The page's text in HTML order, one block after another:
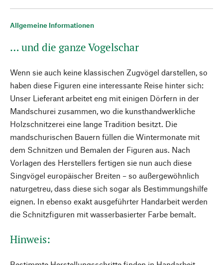
Allgemeine Informationen
… und die ganze Vogelschar
Wenn sie auch keine klassischen Zugvögel darstellen, so
haben diese Figuren eine interessante Reise hinter sich:
Unser Lieferant arbeitet eng mit einigen Dörfern in der
Mandschurei zusammen, wo die kunsthandwerkliche
Holzschnitzerei eine lange Tradition besitzt. Die
mandschurischen Bauern füllen die Wintermonate mit
dem Schnitzen und Bemalen der Figuren aus. Nach
Vorlagen des Herstellers fertigen sie nun auch diese
Singvögel europäischer Breiten – so außergewöhnlich
naturgetreu, dass diese sich sogar als Bestimmungshilfe
eignen. In ebenso exakt ausgeführter Handarbeit werden
die Schnitzfiguren mit wasserbasierter Farbe bemalt.
Hinweis: